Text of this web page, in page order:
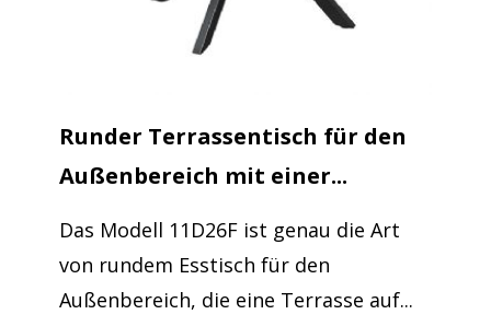
Runder Terrassentisch für den
Außenbereich mit einer...
Das Modell 11D26F ist genau die Art
von rundem Esstisch für den
Außenbereich, die eine Terrasse auf...